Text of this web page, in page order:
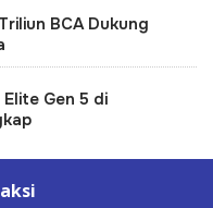
BCA Dukung
Gen 5 di